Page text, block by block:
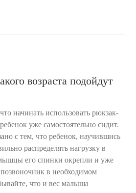
возраста подойдут
начинать использовать рюкзак-
уже самостоятельно сидит.
с тем, что ребенок, научившись
распределять нагрузку в
его спинки окрепли и уже
в необходимом
что и вес малыша